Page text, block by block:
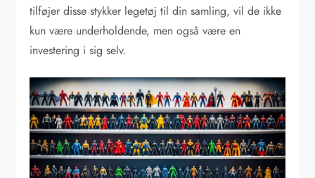
tilføjer disse stykker legetøj til din samling, vil de ikke
kun være underholdende, men også være en
investering i sig selv.